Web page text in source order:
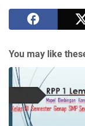
You may like